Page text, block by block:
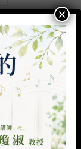
加入
到願
望清
單
×